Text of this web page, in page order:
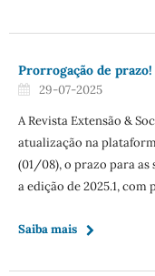
Prorrogação de prazo!
29-07-2025
A Revista Extensão &
atualização na
(01/08), o prazo para
a edição de 2025.1,
Saiba mais